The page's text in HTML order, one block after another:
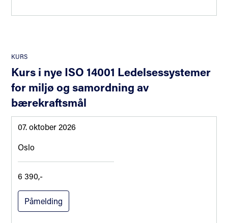
KURS
Kurs i nye ISO 14001 Ledelsessystemer
for miljø og samordning av
bærekraftsmål
07. oktober 2026
Oslo
6 390,-
Påmelding